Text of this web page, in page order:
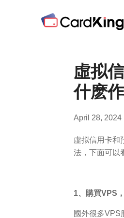
虛拟
什麽
April 28, 2024
虛拟信用卡和
法，下面可以
1、購買
國外很多VPS